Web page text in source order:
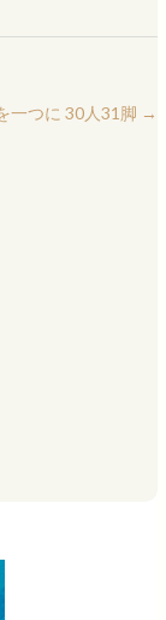
一つに 30人31脚 →